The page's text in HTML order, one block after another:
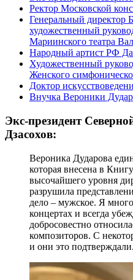
Ректор Московской
Генеральный директор
художественный
Мариинского театра
Народный артист РФ
Художественный
Женского
Доктор
Внучка Вероники
Экс-президент
Дзасохов:
Вероника Дударова
которая внесена в
высочайшего уровня
разрушила
дело – мужское. Я
концертах и всегда
добросовестно
композиторов. С
и они это подтверждали.